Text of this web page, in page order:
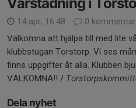
14 apr, 16:48
0
Välkomna att hjälpa till med lite
klubbstugan Torstorp. Vi ses
finns uppgifter åt alla. Klubben
VÄLKOMNA!! /
Dela nyhet